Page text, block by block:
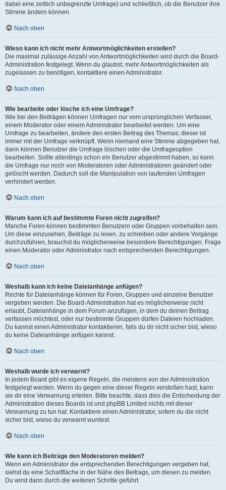
dabei eine zeitlich unbegrenzte Umfrage) und schließlich, ob die Benutzer ihre
Stimme ändern können.
Nach oben
Wieso kann ich nicht mehr Antwortmöglichkeiten erstellen?
Die maximal zulässige Anzahl von Antwortmöglichkeiten wird durch die Board-
Administration festgelegt. Wenn du glaubst, mehr Antwortmöglichkeiten als
zugelassen zu benötigen, kontaktiere einen Administrator.
Nach oben
Wie bearbeite oder lösche ich eine Umfrage?
Wie bei den Beiträgen können Umfragen nur vom ursprünglichen Verfasser,
einem Moderator oder einem Administrator bearbeitet werden. Um eine
Umfrage zu bearbeiten, ändere den ersten Beitrag des Themas; dieser ist
immer mit der Umfrage verknüpft. Wenn niemand eine Stimme abgegeben hat,
dann können Benutzer die Umfrage löschen oder die Umfrageoption
bearbeiten. Sollte allerdings schon ein Benutzer abgestimmt haben, so kann
die Umfrage nur noch von Moderatoren oder Administratoren geändert oder
gelöscht werden. Dadurch soll die Manipulation von laufenden Umfragen
verhindert werden.
Nach oben
Warum kann ich auf bestimmte Foren nicht zugreifen?
Manche Foren können bestimmten Benutzern oder Gruppen vorbehalten sein.
Um diese einzusehen, Beiträge zu lesen, zu schreiben oder andere Vorgänge
durchzuführen, brauchst du möglicherweise besondere Berechtigungen. Frage
einen Moderator oder Administrator nach entsprechenden Berechtigungen.
Nach oben
Weshalb kann ich keine Dateianhänge anfügen?
Rechte für Dateianhänge können für Foren, Gruppen und einzelne Benutzer
vergeben werden. Die Board-Administration hat es möglicherweise nicht
erlaubt, Dateianhänge in dem Forum anzufügen, in dem du deinen Beitrag
verfassen möchtest, oder nur bestimmte Gruppen dürfen Dateien hochladen.
Du kannst einen Administrator kontaktieren, falls du dir nicht sicher bist, wieso
du keine Dateianhänge anfügen kannst.
Nach oben
Weshalb wurde ich verwarnt?
In jedem Board gibt es eigene Regeln, die meistens von der Administration
festgelegt werden. Wenn du gegen eine dieser Regeln verstoßen hast, kann
sie dir eine Verwarnung erteilen. Bitte beachte, dass dies die Entscheidung der
Administration dieses Boards ist und phpBB Limited nichts mit dieser
Verwarnung zu tun hat. Kontaktiere einen Administrator, sofern du die nicht
sicher bist, wieso du verwarnt wurdest.
Nach oben
Wie kann ich Beiträge den Moderatoren melden?
Wenn ein Administrator die entsprechenden Berechtigungen vergeben hat,
siehst du eine Schaltfläche in der Nähe des Beitrags, um diesen zu melden.
Du wirst dann durch die weiteren Schritte geführt.